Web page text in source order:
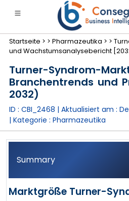
Startseite > > Pharmazeutika > >
und Wachstumsanalysebericht
Turner-Syndrom-
Branchentrends und
2032)
ID : CBI_2468 | Aktualisiert am :
| Kategorie : Pharmazeutika
Summary
Marktgröße Turner-